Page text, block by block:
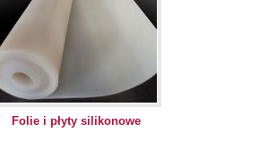
Folie i płyty silikonowe